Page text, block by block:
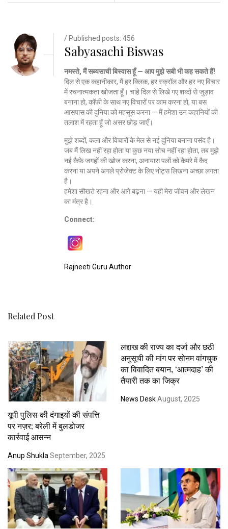
/ Published posts: 456
Sabyasachi Biswas
नमस्ते, मैं सब्यसाची बिस्वास हूँ — आप मुझे सबी भी कह सकते हैं!
दिल से एक कहानीकार, मैं हर क्लिक, हर स्क्रॉल और हर नए विचार
में रचनात्मकता खोजता हूँ। चाहे दिल से लिखे गए शब्दों से जुड़ाव
बनाना हो, कॉफी के साथ नए विचारों पर काम करना हो, या बस
आसपास की दुनिया को महसूस करना — मैं हमेशा उन कहानियों की
तलाश में रहता हूँ जो असर छोड़ जाएँ।
मुझे शब्दों, कला और विचारों के मेल से नई दुनिया बनाना पसंद है।
जब मैं लिख नहीं रहा होता या कुछ नया सोच नहीं रहा होता, तब मुझे
नई कैफ़े जगहों की खोज करना, अनायास पलों को कैमरे में कैद
करना या अपने अगले प्रोजेक्ट के लिए नोट्स लिखना अच्छा लगता
है।
हमेशा सीखते रहना और आगे बढ़ना — यही मेरा जीवन और लेखन
का मंत्र है।
Connect:
Rajneeti Guru Author
Related Post
यूपी पुलिस की दंगाइयों की संपत्ति
पर नज़र; बरेली में बुलडोजर
कार्रवाई आसन्न
Anup Shukla September, 2025
लद्दाख की राज्य का दर्जा और छठी
अनुसूची की मांग पर सोनम वांगचुक
का विवादित बयान, ‘आत्मदाह’ की
तैयारी तक का जिक्र
News DeskAugust, 2025